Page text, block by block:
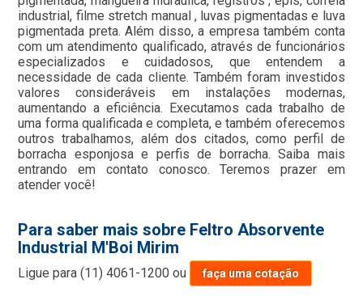
industrial, filme stretch manual , luvas pigmentadas e luva
pigmentada preta. Além disso, a empresa também conta
com um atendimento qualificado, através de funcionários
especializados e cuidadosos, que entendem a
necessidade de cada cliente. Também foram investidos
valores consideráveis em instalações modernas,
aumentando a eficiência. Executamos cada trabalho de
uma forma qualificada e completa, e também oferecemos
outros trabalhamos, além dos citados, como perfil de
borracha esponjosa e perfis de borracha. Saiba mais
entrando em contato conosco. Teremos prazer em
atender você!
Para saber mais sobre Feltro Absorvente
Industrial M'Boi Mirim
Ligue para(11) 4061-1200 ou faça uma cotação